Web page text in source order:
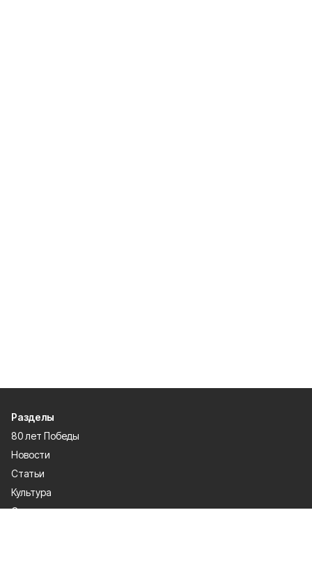
Разделы
80 лет Победы
Новости
Статьи
Культура
Спорт